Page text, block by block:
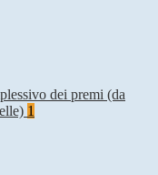
dei premi (da
1